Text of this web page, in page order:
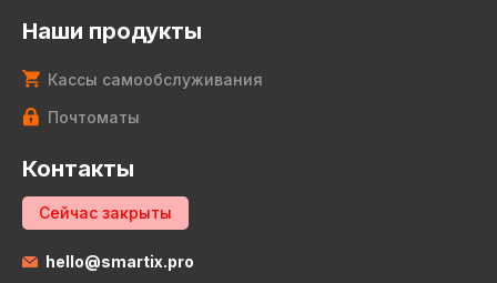
Наши продукты
Кассы самообслуживания
Почтоматы
Контакты
Сейчас закрыты
hello@smartix.pro